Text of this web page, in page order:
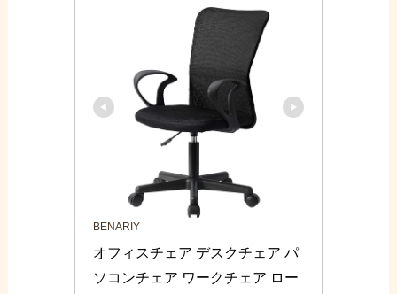
BENARIY
オフィスチェア デスクチェア パ
ソコンチェア ワークチェア ロー